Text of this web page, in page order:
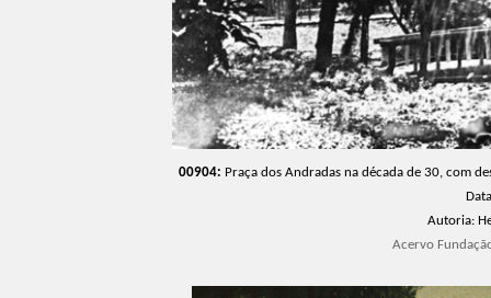
00904: Praça dos Andradas na década de 30, com
Autoria:
Acervo